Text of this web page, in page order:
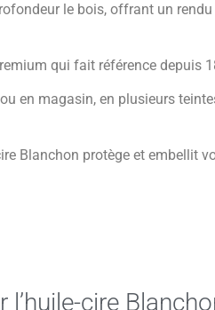
le bois, offrant un
qui fait référence depuis
en magasin, en plusieurs
Blanchon protège et embellit
cire